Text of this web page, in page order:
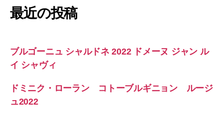
象:
最近の投稿
ブルゴーニュ シャルドネ 2022 ドメーヌ ジャン ル
イ シャヴィ
ドミニク・ローラン コトーブルギニョン ルージ
ュ2022